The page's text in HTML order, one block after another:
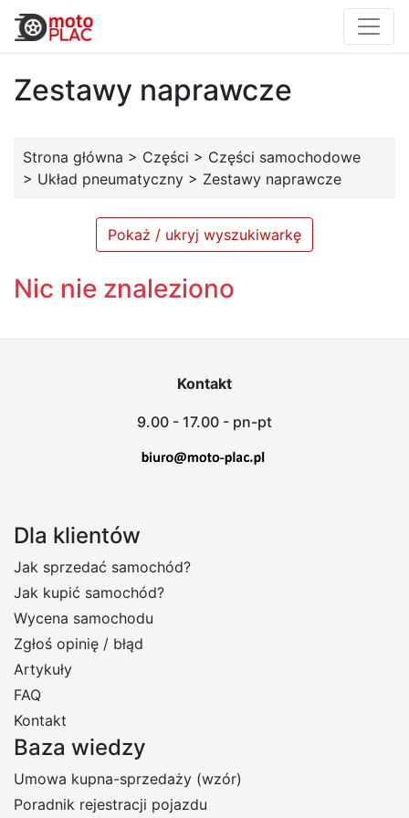
Zestawy naprawcze
Strona główna > Części > Części samochodowe
> Układ pneumatyczny > Zestawy naprawcze
Pokaż / ukryj wyszukiwarkę
Nic nie znaleziono
Kontakt
9.00 - 17.00 - pn-pt
Dla klientów
Jak sprzedać samochód?
Jak kupić samochód?
Wycena samochodu
Zgłoś opinię / błąd
Artykuły
FAQ
Kontakt
Baza wiedzy
Umowa kupna-sprzedaży (wzór)
Poradnik rejestracji pojazdu